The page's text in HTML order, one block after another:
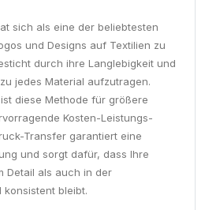
sich als eine der beliebtesten
und Designs auf Textilien zu
durch ihre Langlebigkeit und
jedes Material aufzutragen.
diese Methode für größere
Kosten-Leistungs-
Transfer garantiert eine
und sorgt dafür, dass Ihre
Detail als auch in der
konsistent bleibt.